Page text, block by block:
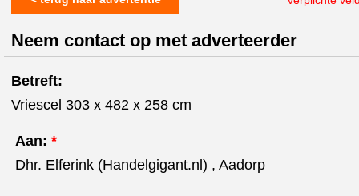
Neem contact op met adverteerder
Betreft:
Vriescel 303 x 482 x 258 cm
Aan: *
Dhr. Elferink (Handelgigant.nl) , Aadorp